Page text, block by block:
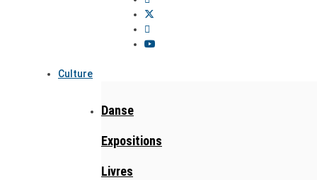
Culture
Danse
Expositions
Livres